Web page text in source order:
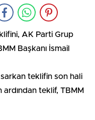
AK Parti Grup
Başkanı İsmail
sarkan teklifin son hali
ardından teklif, TBMM